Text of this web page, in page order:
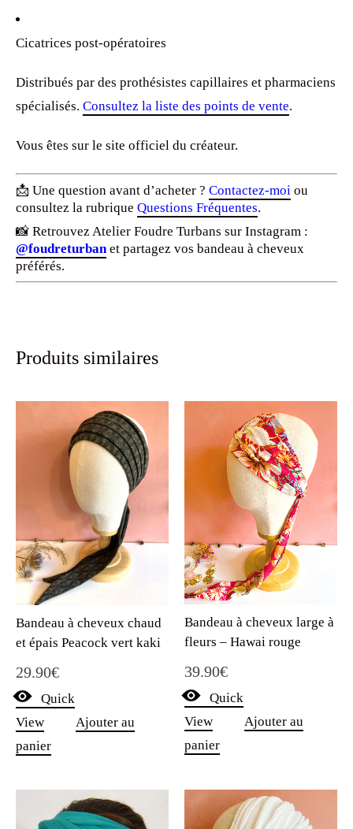
Cicatrices post-opératoires
Distribués par des prothésistes capillaires et pharmaciens
spécialisés. Consultez la liste des points de vente.
Vous êtes sur le site officiel du créateur.
📩 Une question avant d’acheter ? Contactez-moi ou
consultez la rubrique Questions Fréquentes.
📸 Retrouvez Atelier Foudre Turbans sur Instagram :
@foudreturban et partagez vos bandeau à cheveux
préférés.
Produits similaires
Bandeau à cheveux chaud
et épais Peacock vert kaki
29.90€
Quick
View
Ajouter au
panier
Bandeau à cheveux large à
fleurs – Hawai rouge
39.90€
Quick
View
Ajouter au
panier